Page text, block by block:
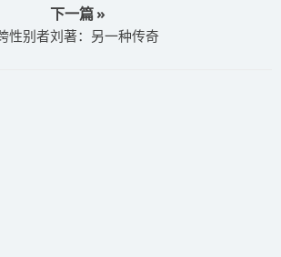
下一篇 »
性别者刘著：另一种传奇